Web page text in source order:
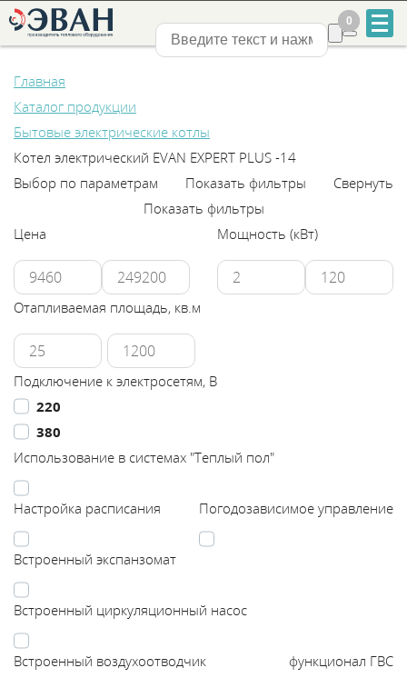
+7
831
2-
888-
555
Каталог
Сервис
Найти магазин
Найти
монтажника
Нижний Новгород
0
0
Главная
Каталог продукции
Бытовые электрические котлы
Котел электрический EVAN EXPERT PLUS -14
Выбор по параметрам
Показать фильтры
Свернуть
Показать фильтры
Цена
Мощность (кВт)
Отапливаемая площадь, кв.м
Подключение к электросетям, В
220
380
Использование в системах "Теплый пол"
Настройка расписания Погодозависимое управление
Встроенный экспанзомат
Встроенный циркуляционный насос
Встроенный воздухоотводчик функционал ГВС